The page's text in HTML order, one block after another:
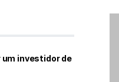
um investidor de